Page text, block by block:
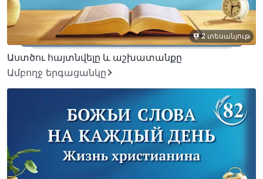
2 տեսանյութ
Աստծու հայտնվելը և աշխատանքը
Ամբողջ երգացանկը